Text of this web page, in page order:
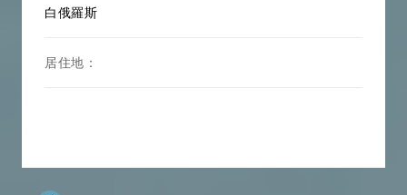
白俄羅斯
居住地：